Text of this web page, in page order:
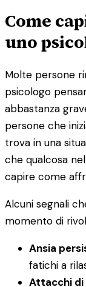
Come
uno
Molte persone
psicologo
abbastanza
persone che
trova in una
che qualcosa
capire come
Alcuni segnali
momento di
Ansia
fatichi a
Attacchi di